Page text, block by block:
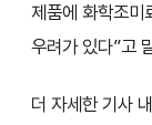
제품에 화학조미
우려가 있다”고
더 자세한 기사